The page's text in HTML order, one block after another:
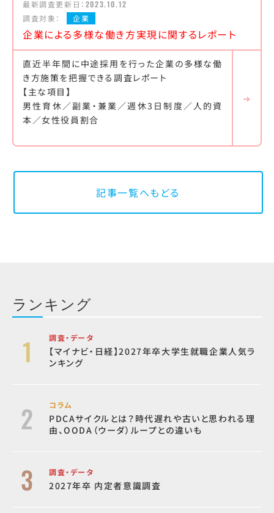
最新調査更新日： 2023.10.12
調査対象：
企業
企業による多様な働き方実現に関するレポート
直近半年間に中途採用を行った企業の多様な働
き方施策を把握できる調査レポート
【主な項目】
男性育休／副業・兼業／週休3日制度／人的資
本／女性役員割合
記事一覧へもどる
ランキング
調査・データ
【マイナビ・日経】2027年卒大学生就職企業人気ラ
ンキング
コラム
PDCAサイクルとは？時代遅れや古いと思われる理
由、OODA（ウーダ）ループとの違いも
調査・データ
2027年卒 内定者意識調査